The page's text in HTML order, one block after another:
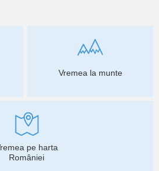
Vremea la munte
pe harta
României